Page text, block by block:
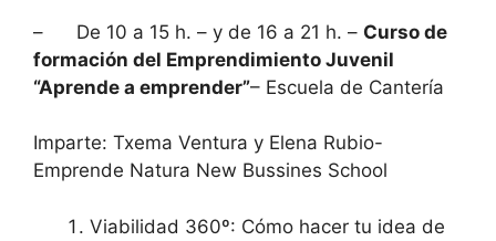
– De 10 a 15 h. – y de 16 a 21 h. – Curso de
formación del Emprendimiento Juvenil
“Aprende a emprender”– Escuela de Cantería
Imparte: Txema Ventura y Elena Rubio-
Emprende Natura New Bussines School
Viabilidad 360º: Cómo hacer tu idea de